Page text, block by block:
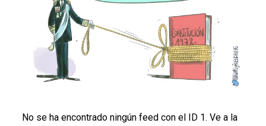
No se ha encontrado ningún feed con el ID 1. Ve a la